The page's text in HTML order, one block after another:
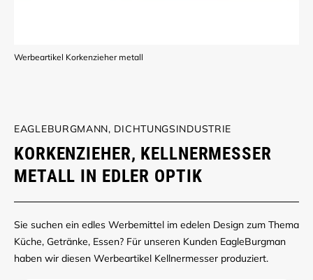
Werbeartikel Korkenzieher metall
EAGLEBURGMANN, DICHTUNGSINDUSTRIE
KORKENZIEHER, KELLNERMESSER
METALL IN EDLER OPTIK
Sie suchen ein edles Werbemittel im edelen Design zum Thema
Küche, Getränke, Essen? Für unseren Kunden EagleBurgman
haben wir diesen Werbeartikel Kellnermesser produziert.